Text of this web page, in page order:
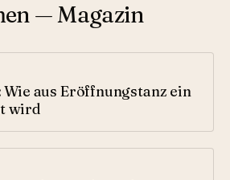
— Magazin
aus Eröffnungstanz ein
wird